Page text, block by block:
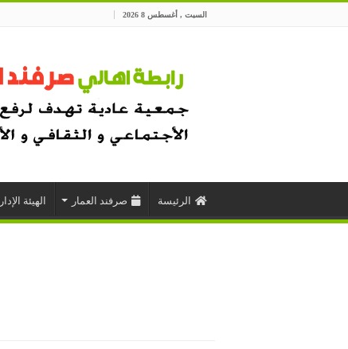
السبت , أغسطس 8 2026
الرئيسة صرفند العمار الهيئة